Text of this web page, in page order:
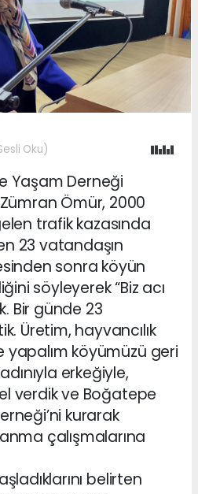
Oku)
Yaşam Derneği
Zümran Ömür, 2000
trafik kazasında
23 vatandaşın
sonra köyün
söyleyerek “Biz acı
Bir günde 23
Üretim, hayvancılık
yapalım köyümüzü geri
erkeğiyle,
verdik ve Boğatepe
kurarak
çalışmalarına
belirten